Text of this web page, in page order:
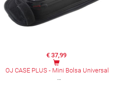
€ 37,99
OJ CASE PLUS - Mini Bolsa Universal